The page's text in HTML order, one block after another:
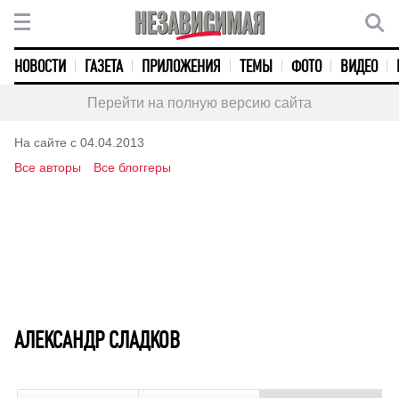
НОВОСТИ ГАЗЕТА ПРИЛОЖЕНИЯ ТЕМЫ ФОТО ВИДЕО
Перейти на полную версию сайта
На сайте с 04.04.2013
Все авторы
Все блоггеры
АЛЕКСАНДР СЛАДКОВ